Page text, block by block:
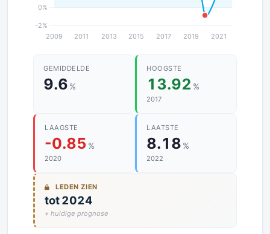
GEMIDDELDE
9.6 %
HOOGSTE
13.92 %
2017
LAAGSTE
-0.85 %
2020
LAATSTE
8.18 %
2022
LEDEN ZIEN
tot 2024
+ huidige prognose